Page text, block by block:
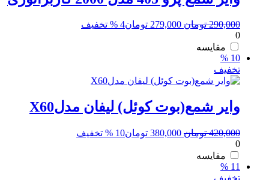
290,000 تومان قیمت
279,000 تومان4 % تخفیف
0
مقایسه
10 %
تخفیف
وایر شمع(بوت کوئل) لیفان مدلX60
420,000 تومان قیمت
380,000 تومان10 % تخفیف
0
مقایسه
11 %